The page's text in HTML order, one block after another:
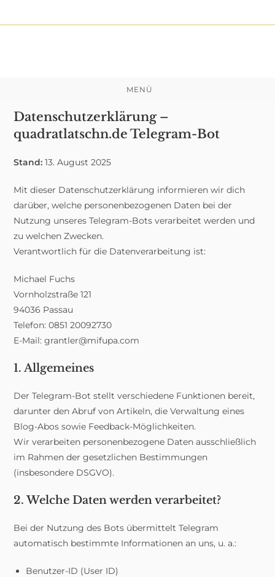
Inhalt
MENÜ
Datenschutzerklärung –
quadratlatschn.de Telegram-Bot
Stand: 13. August 2025
Mit dieser Datenschutzerklärung informieren wir dich
darüber, welche personenbezogenen Daten bei der
Nutzung unseres Telegram-Bots verarbeitet werden und
zu welchen Zwecken.
Verantwortlich für die Datenverarbeitung ist:
Michael Fuchs
Vornholzstraße 121
94036 Passau
Telefon: 0851 20092730
E-Mail: grantler@mifupa.com
1. Allgemeines
Der Telegram-Bot stellt verschiedene Funktionen bereit,
darunter den Abruf von Artikeln, die Verwaltung eines
Blog-Abos sowie Feedback-Möglichkeiten.
Wir verarbeiten personenbezogene Daten ausschließlich
im Rahmen der gesetzlichen Bestimmungen
(insbesondere DSGVO).
2. Welche Daten werden verarbeitet?
Bei der Nutzung des Bots übermittelt Telegram
automatisch bestimmte Informationen an uns, u. a.:
Benutzer-ID (User ID)